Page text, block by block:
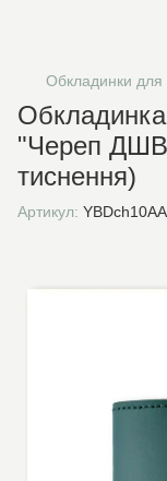
Обкладинки для
"Череп
тиснення)
Артикул: YBDch10AA